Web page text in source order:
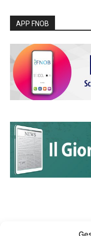
APP FNOB